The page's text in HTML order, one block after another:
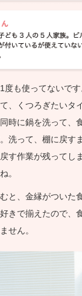
度も使ってないで
、くつろぎたいタ
時に鍋を洗って、
洗って、棚に戻す
す作業が残ってし
。
と、金縁がついた
きで揃えたので、
せん。